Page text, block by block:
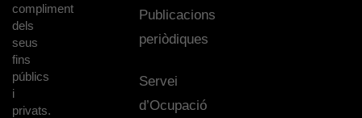
compliment
dels
seus
fins
públics
i
privats.
Publicacions
periòdiques
Servei
d’Ocupació